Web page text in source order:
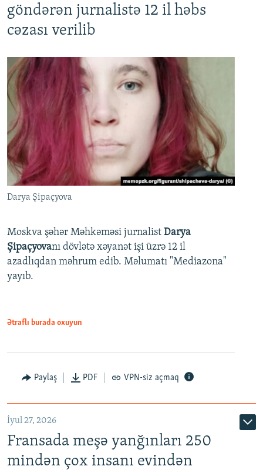
göndərən jurnalistə 12 il həbs
cəzası verilib
Darya Şipaçyova
Moskva şəhər Məhkəməsi jurnalist Darya
Şipaçyovanı dövlətə xəyanət işi üzrə 12 il
azadlıqdan məhrum edib. Məlumatı "Mediazona"
yayıb.
Ətraflı burada oxuyun
Paylaş PDF VPN-siz açmaq
İyul 27, 2026
Fransada meşə yanğınları 250
mindən çox insanı evindən